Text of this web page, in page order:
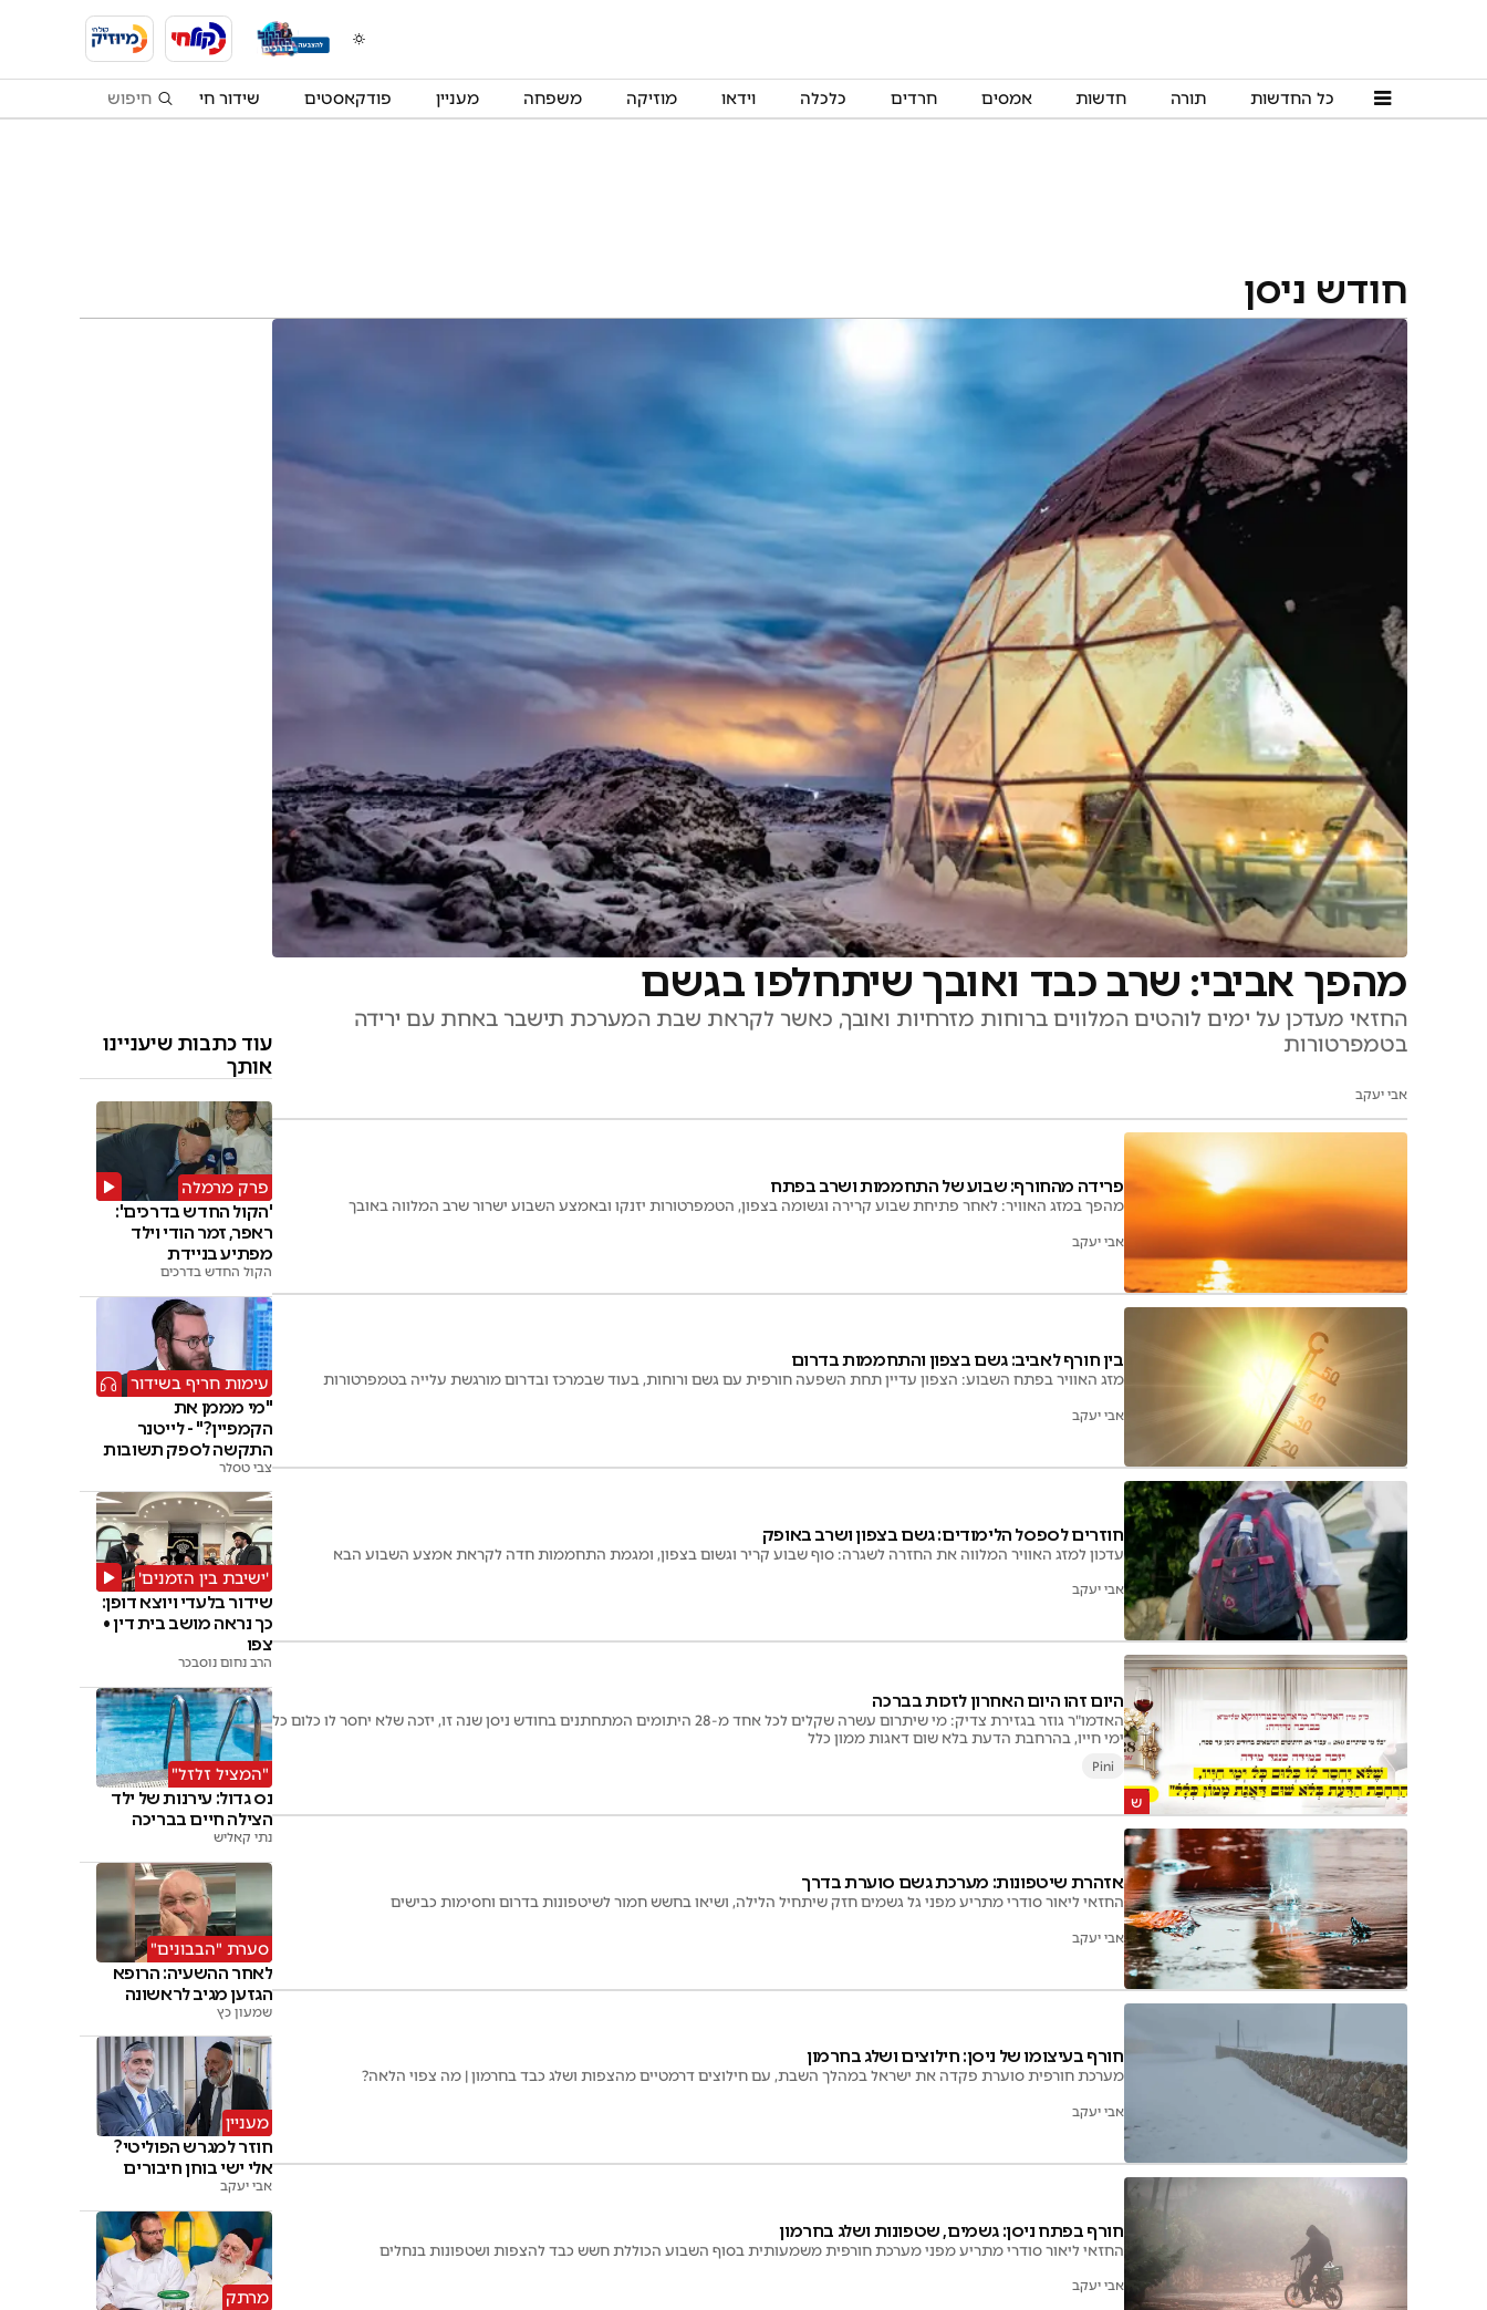
כל החדשות תורה חדשות אמסים חרדים כלכלה וידאו מוזיקה משפחה מעניין פודקאסטים שידור חי
חודש ניסן
מהפך אביבי: שרב כבד ואובך שיתחלפו בגשם
החזאי מעדכן על ימים לוהטים המלווים ברוחות מזרחיות ואובך, כאשר לקראת שבת המערכת תישבר באחת עם ירידה
בטמפרטורות
אבי יעקב
פרידה מהחורף: שבוע של התחממות ושרב בפתח
מהפך במזג האוויר: לאחר פתיחת שבוע קרירה וגשומה בצפון, הטמפרטורות יזנקו ובאמצע השבוע ישרור שרב המלווה באובך
אבי יעקב
בין חורף לאביב: גשם בצפון והתחממות בדרום
מזג האוויר בפתח השבוע: הצפון עדיין תחת השפעה חורפית עם גשם ורוחות, בעוד שבמרכז ובדרום מורגשת עלייה בטמפרטורות
אבי יעקב
חוזרים לספסל הלימודים: גשם בצפון ושרב באופק
עדכון למזג האוויר המלווה את החזרה לשגרה: סוף שבוע קריר וגשום בצפון, ומגמת התחממות חדה לקראת אמצע השבוע הבא
אבי יעקב
היום זהו היום האחרון לזכות בברכה
האדמו"ר גוזר בגזירת צדיק: מי שיתרום עשרה שקלים לכל אחד מ-28 היתומים המתחתנים בחודש ניסן שנה זו, יזכה שלא יחסר לו כלום כל
ימי חייו, בהרחבת הדעת בלא שום דאגות ממון כלל
Pini
אזהרת שיטפונות: מערכת גשם סוערת בדרך
החזאי ליאור סודרי מתריע מפני גל גשמים חזק שיתחיל הלילה, ושיאו בחשש חמור לשיטפונות בדרום וחסימות כבישים
אבי יעקב
חורף בעיצומו של ניסן: חילוצים ושלג בחרמון
מערכת חורפית סוערת פקדה את ישראל במהלך השבת, עם חילוצים דרמטיים מהצפות ושלג כבד בחרמון | מה צפוי הלאה?
אבי יעקב
חורף בפתח ניסן: גשמים, שטפונות ושלג בחרמון
החזאי ליאור סודרי מתריע מפני מערכת חורפית משמעותית בסוף השבוע הכוללת חשש כבד להצפות ושטפונות בנחלים
אבי יעקב
עוד כתבות שיעניינו
אותך
פרק מרמלה
'הקול החדש בדרכים':
ראפר, זמר הודי וילד
מפתיע בניידת
הקול החדש בדרכים
עימות חריף בשידור
"מי מממן את
הקמפיין?" - לייטנר
התקשה לספק תשובות
צבי טסלר
'ישיבת בין הזמנים'
שידור בלעדי ויוצא דופן:
כך נראה מושב בית דין •
צפו
הרב נחום נוסבכר
"המציל זלזל"
נס גדול: עירנות של ילד
הצילה חיים בבריכה
נתי קאליש
סערת "הבבונים"
לאחר ההשעיה: הרופא
הגזען מגיב לראשונה
שמעון כץ
מעניין
חוזר למגרש הפוליטי?
אלי ישי בוחן חיבורים
אבי יעקב
מרתק